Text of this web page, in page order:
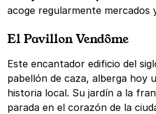
acoge regularmente mercados
El Pavillon Vendôme
Este encantador edificio del
pabellón de caza, alberga hoy
historia local. Su jardín a la
parada en el corazón de la